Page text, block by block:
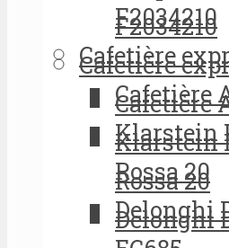
F2034210
Cafetière
Cafetière
Klarstein
Rossa 20
Delonghi
F2034210
Cafetière
Cafetière
Klarstein
Rossa 20
Delonghi